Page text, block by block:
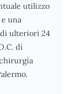
utilizzo
una
ulteriori 24
di